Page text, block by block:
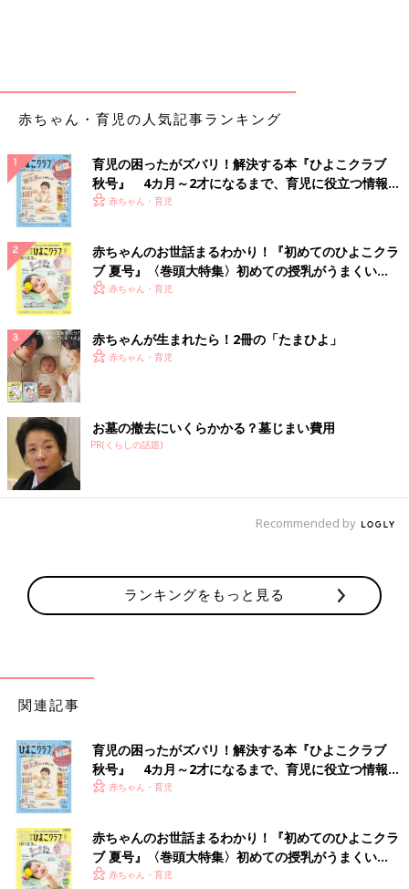
haruさんは「KIDS ファーリーフリースフルジップジャケット」
を購入。ふんわりとしていて、とにかく暖かそう！この日はお天
フードは取り外し可能！ライトウォームパデッドウ
ォッシャブルフルジップパーカ
赤ちゃん・育児の人気記事ランキング
育児の困ったがズバリ！解決する本『ひよこクラブ
秋号』 4カ月～2才になるまで、育児に役立つ情報が
いっぱい！
赤ちゃん・育児
赤ちゃんのお世話まるわかり！『初めてのひよこクラ
ブ 夏号』〈巻頭大特集〉初めての授乳がうまくい
く！ おっぱい・ミルクの基本と夏のトラブル 解決テ
赤ちゃん・育児
赤ちゃんが生まれたら！2冊の「たまひよ」
赤ちゃん・育児
お墓の撤去にいくらかかる？墓じまい費用
PR(くらしの話題)
Recommended by
ランキングをもっと見る
関連記事
育児の困ったがズバリ！解決する本『ひよこクラブ
秋号』 4カ月～2才になるまで、育児に役立つ情報が
いっぱい！
赤ちゃん・育児
赤ちゃんのお世話まるわかり！『初めてのひよこクラ
ブ 夏号』〈巻頭大特集〉初めての授乳がうまくい
く！ おっぱい・ミルクの基本と夏のトラブル 解決テ
赤ちゃん・育児